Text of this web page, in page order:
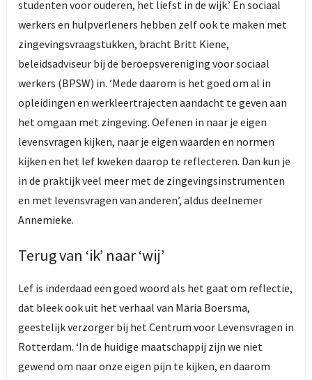
studenten voor ouderen, het liefst in de wijk.’ En sociaal
werkers en hulpverleners hebben zelf ook te maken met
zingevingsvraagstukken, bracht Britt Kiene,
beleidsadviseur bij de beroepsvereniging voor sociaal
werkers (BPSW) in. ‘Mede daarom is het goed om al in
opleidingen en werkleertrajecten aandacht te geven aan
het omgaan met zingeving. Oefenen in naar je eigen
levensvragen kijken, naar je eigen waarden en normen
kijken en het lef kweken daarop te reflecteren. Dan kun je
in de praktijk veel meer met de zingevingsinstrumenten
en met levensvragen van anderen’, aldus deelnemer
Annemieke.
Terug van ‘ik’ naar ‘wij’
Lef is inderdaad een goed woord als het gaat om reflectie,
dat bleek ook uit het verhaal van Maria Boersma,
geestelijk verzorger bij het Centrum voor Levensvragen in
Rotterdam. ‘In de huidige maatschappij zijn we niet
gewend om naar onze eigen pijn te kijken, en daarom